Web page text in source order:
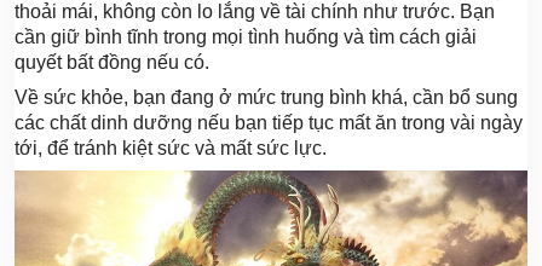
thoải mái, không còn lo lắng về tài chính như trước. Bạn
cần giữ bình tĩnh trong mọi tình huống và tìm cách giải
quyết bất đồng nếu có.
Về sức khỏe, bạn đang ở mức trung bình khá, cần bổ sung
các chất dinh dưỡng nếu bạn tiếp tục mất ăn trong vài ngày
tới, để tránh kiệt sức và mất sức lực.